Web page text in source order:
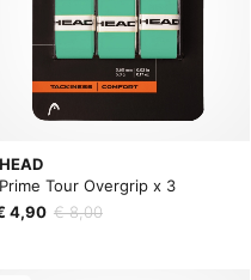
HEAD
Prime Tour Overgrip x 3
4,90 € 8,00